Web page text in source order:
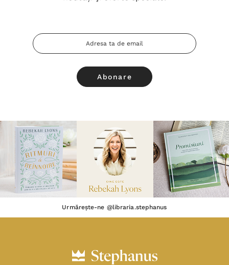
Adresa
Email
Urmărește-ne @libraria.stephanus